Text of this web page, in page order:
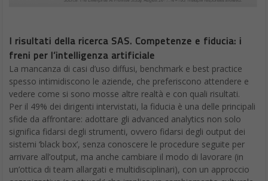
I risultati della ricerca SAS. Competenze e fiducia: i
freni per l’intelligenza artificiale
La mancanza di casi d’uso diffusi, benchmark e best practice
spesso intimidiscono le aziende, che preferiscono attendere e
vedere come si sono mosse altre realtà e con quali risultati.
Per il 49% dei dirigenti intervistati, la fiducia è una delle principali
sfide da affrontare: adottare gli advanced analytics non solo
significa fidarsi degli strumenti, ovvero fidarsi degli output dei
sistemi ‘black box’, senza conoscere le procedure seguite per
arrivare all’output, ma anche cambiare il modo di lavorare (in
un’ottica di team allargati e multidisciplinari), con un approccio